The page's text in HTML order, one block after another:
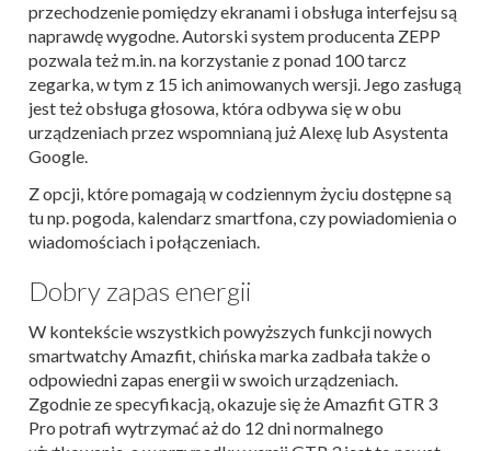
przechodzenie pomiędzy ekranami i obsługa interfejsu są
naprawdę wygodne. Autorski system producenta ZEPP
pozwala też m.in. na korzystanie z ponad 100 tarcz
zegarka, w tym z 15 ich animowanych wersji. Jego zasługą
jest też obsługa głosowa, która odbywa się w obu
urządzeniach przez wspomnianą już Alexę lub Asystenta
Google.
Z opcji, które pomagają w codziennym życiu dostępne są
tu np. pogoda, kalendarz smartfona, czy powiadomienia o
wiadomościach i połączeniach.
Dobry zapas energii
W kontekście wszystkich powyższych funkcji nowych
smartwatchy Amazfit, chińska marka zadbała także o
odpowiedni zapas energii w swoich urządzeniach.
Zgodnie ze specyfikacją, okazuje się że Amazfit GTR 3
Pro potrafi wytrzymać aż do 12 dni normalnego